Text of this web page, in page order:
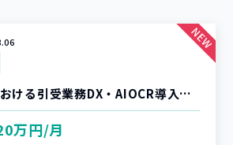
保険契約部門における引受業務DX・AIOCR導入支援
万円/月